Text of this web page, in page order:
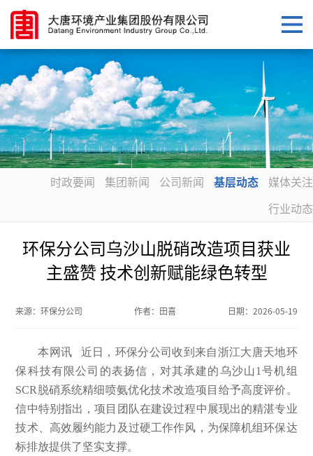
时政要闻 集团新闻 公司新闻 基层动态
媒体关注
行业动态
环保分公司乌沙山脱硝改造项目获业
主盛赞 技术创新赋能绿色转型
来源：环保分公司 作者： 田喜 日期： 2026-05-19
本网讯 近日，环保分公司收到来自浙江大唐天地环
保科技有限公司的表扬信，对其承建的乌沙山1号机组
SCR脱硝系统精细喷氨优化技术改造项目给予高度评价。
信中特别指出，项目团队在建设过程中展现出的精湛专业
技术、高效履约能力及过硬工作作风，为保障机组环保达
标排放提供了坚实支撑。